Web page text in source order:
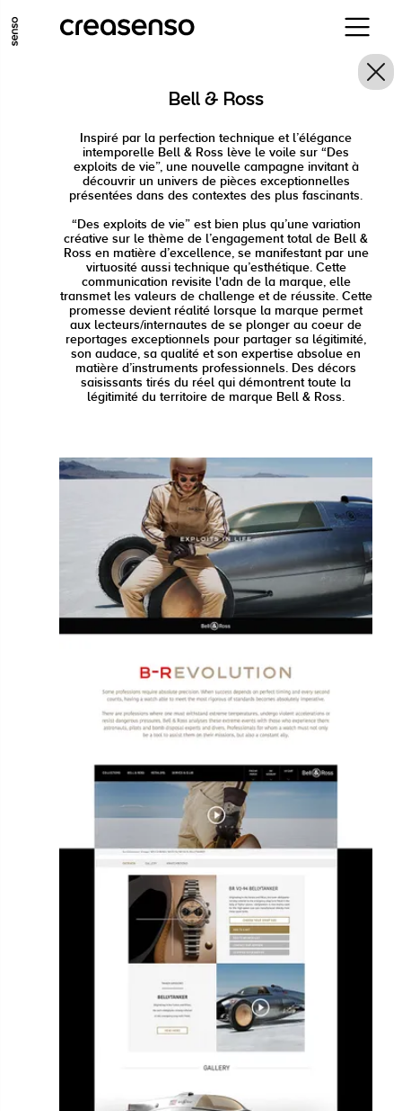
ALLER AU CONTENU PRINCIPAL
ALLER EN BAS DE PAGEBell & Ross
Inspiré par la perfection technique et l’élégance
intemporelle Bell & Ross lève le voile sur “Des
exploits de vie”, une nouvelle campagne invitant à
découvrir un univers de pièces exceptionnelles
présentées dans des contextes des plus fascinants.
“Des exploits de vie” est bien plus qu’une variation
créative sur le thème de l’engagement total de Bell &
Ross en matière d’excellence, se manifestant par une
virtuosité aussi technique qu’esthétique. Cette
communication revisite l'adn de la marque, elle
transmet les valeurs de challenge et de réussite. Cette
promesse devient réalité lorsque la marque permet
aux lecteurs/internautes de se plonger au coeur de
reportages exceptionnels pour partager sa légitimité,
son audace, sa qualité et son expertise absolue en
matière d’instruments professionnels. Des décors
saisissants tirés du réel qui démontrent toute la
légitimité du territoire de marque Bell & Ross.